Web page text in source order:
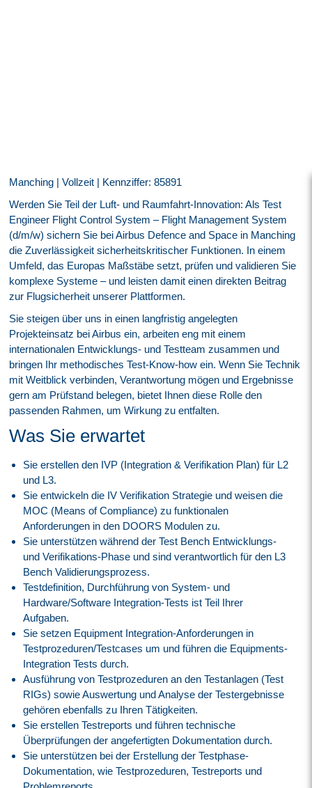
Manching | Vollzeit | Kennziffer: 85891
Werden Sie Teil der Luft- und Raumfahrt-Innovation: Als Test
Engineer Flight Control System – Flight Management System
(d/m/w) sichern Sie bei Airbus Defence and Space in Manching
die Zuverlässigkeit sicherheitskritischer Funktionen. In einem
Umfeld, das Europas Maßstäbe setzt, prüfen und validieren Sie
komplexe Systeme – und leisten damit einen direkten Beitrag
zur Flugsicherheit unserer Plattformen.
Sie steigen über uns in einen langfristig angelegten
Projekteinsatz bei Airbus ein, arbeiten eng mit einem
internationalen Entwicklungs- und Testteam zusammen und
bringen Ihr methodisches Test-Know-how ein. Wenn Sie Technik
mit Weitblick verbinden, Verantwortung mögen und Ergebnisse
gern am Prüfstand belegen, bietet Ihnen diese Rolle den
passenden Rahmen, um Wirkung zu entfalten.
Was Sie erwartet
Sie erstellen den IVP (Integration & Verifikation Plan) für L2
und L3.
Sie entwickeln die IV Verifikation Strategie und weisen die
MOC (Means of Compliance) zu funktionalen
Anforderungen in den DOORS Modulen zu.
Sie unterstützen während der Test Bench Entwicklungs-
und Verifikations-Phase und sind verantwortlich für den L3
Bench Validierungsprozess.
Testdefinition, Durchführung von System- und
Hardware/Software Integration-Tests ist Teil Ihrer
Aufgaben.
Sie setzen Equipment Integration-Anforderungen in
Testprozeduren/Testcases um und führen die Equipments-
Integration Tests durch.
Ausführung von Testprozeduren an den Testanlagen (Test
RIGs) sowie Auswertung und Analyse der Testergebnisse
gehören ebenfalls zu Ihren Tätigkeiten.
Sie erstellen Testreports und führen technische
Überprüfungen der angefertigten Dokumentation durch.
Sie unterstützen bei der Erstellung der Testphase-
Dokumentation, wie Testprozeduren, Testreports und